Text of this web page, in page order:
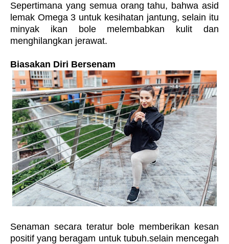
Sepertimana yang semua orang tahu, bahwa asid
lemak Omega 3 untuk kesihatan jantung, selain itu
minyak ikan bole melembabkan kulit dan
menghilangkan jerawat.
Biasakan Diri Bersenam
Senaman secara teratur bole memberikan kesan
positif yang beragam untuk tubuh.selain mencegah